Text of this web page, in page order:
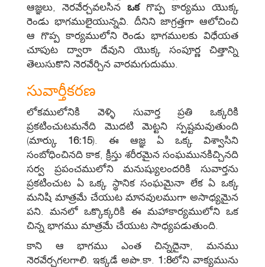
ఆజ్ఞలు, నెరవేర్చవలసిన ఒకగొప్ప కార్యము యొక్క
రెండు భాగములైయున్నవి. దీనిని జాగ్రత్తగా ఆలోచించి
ఆ గొప్ప కార్యములోని రెండు భాగములకు విధేయత
చూపుట ద్వారా దేవుని యొక్క సంపూర్ణ చిత్తాన్ని
తెలుసుకొని నెరవేర్చిన వారమగుదుము.
సువార్తీకరణ
లోకములోనికి వెళ్ళి సువార్త ప్రతి ఒక్కరికి
ప్రకటించుటమనేది మొదటి మెట్టని స్పష్టమవుతుంది
(మార్కు 16:15). ఈ ఆజ్ఞ ఏ ఒక్క విశ్వాసిని
సంబోధించినది కాక, క్రీస్తు శరీరమైన సంఘమునకిచ్చినది
సర్వ ప్రపంచములోని మనుష్యులందరికి సువార్తను
ప్రకటించుట ఏ ఒక్క స్థానిక సంఘమైనా లేక ఏ ఒక్క
మనిషి మాత్రమే చేయుట మానవులముగా అసాధ్యమైన
పని. మనలో ఒక్కొక్కరికి ఈ మహాకార్యములోని ఒక
చిన్న భాగము మాత్రమే చేయుట సాధ్యపడుతుంది.
కాని ఆ భాగము ఎంత చిన్నదైనా, మనము
నెరవేర్చగలగాలి. ఇక్కడే అపొ.కా. 1:8లోని వాక్యమును